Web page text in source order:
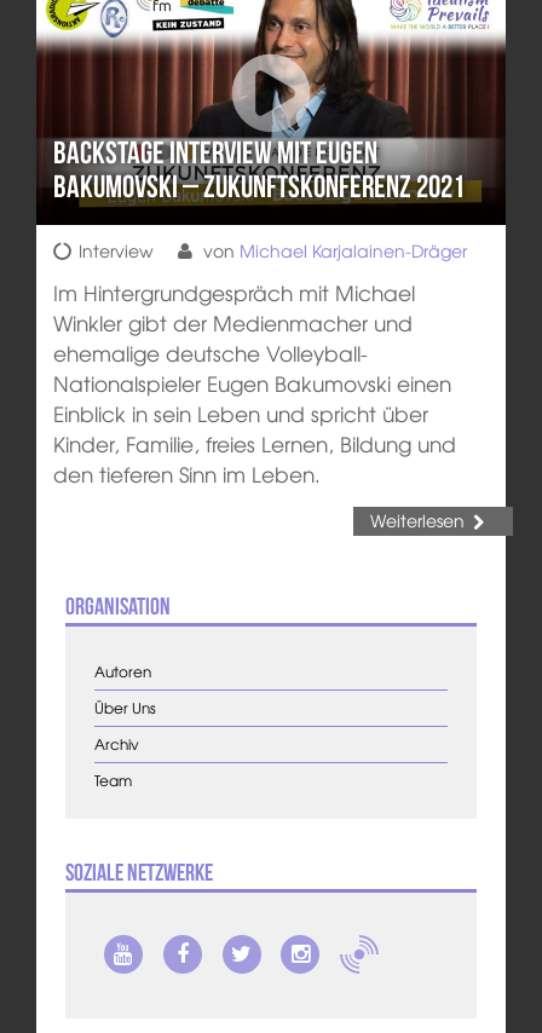
Backstage Interview mit Eugen
Bakumovski – Zukunftskonferenz 2021
Interview von Michael Karjalainen-Dräger
Im Hintergrundgespräch mit Michael
Winkler gibt der Medienmacher und
ehemalige deutsche Volleyball-
Nationalspieler Eugen Bakumovski einen
Einblick in sein Leben und spricht über
Kinder, Familie, freies Lernen, Bildung und
den tieferen Sinn im Leben.
Weiterlesen
Organisation
Autoren
Über Uns
Archiv
Team
Soziale Netzwerke